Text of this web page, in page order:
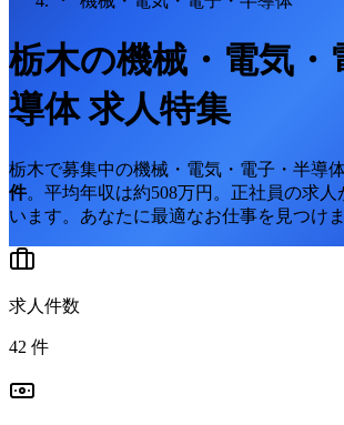
栃木の機械・電気・
導体求人特集
栃木で募集中の機械・電気・電子・半導
件。 平均年収は約508万円。 正社員の求人
います。 あなたに最適なお仕事を見つけま
求人件数
42 件